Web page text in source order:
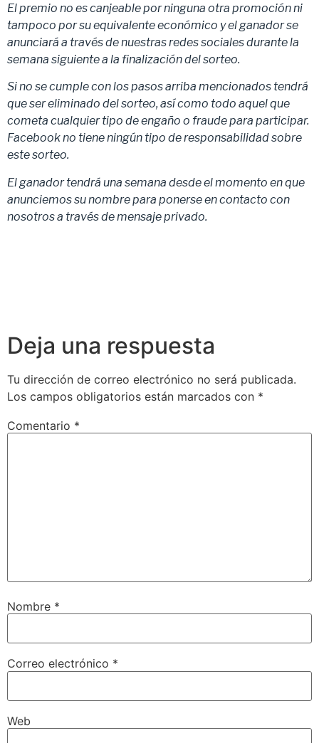
El premio no es canjeable por ninguna otra promoción ni
tampoco por su equivalente económico y el ganador se
anunciará a través de nuestras redes sociales durante la
semana siguiente a la finalización del sorteo.
Si no se cumple con los pasos arriba mencionados tendrá
que ser eliminado del sorteo, así como todo aquel que
cometa cualquier tipo de engaño o fraude para participar.
Facebook no tiene ningún tipo de responsabilidad sobre
este sorteo.
El ganador tendrá una semana desde el momento en que
anunciemos su nombre para ponerse en contacto con
nosotros a través de mensaje privado.
Deja una respuesta
Tu dirección de correo electrónico no será publicada.
Los campos obligatorios están marcados con *
Comentario *
Nombre *
Correo electrónico *
Web